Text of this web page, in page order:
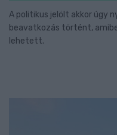
A politikus jelölt akkor úgy
beavatkozás történt,
lehetett.